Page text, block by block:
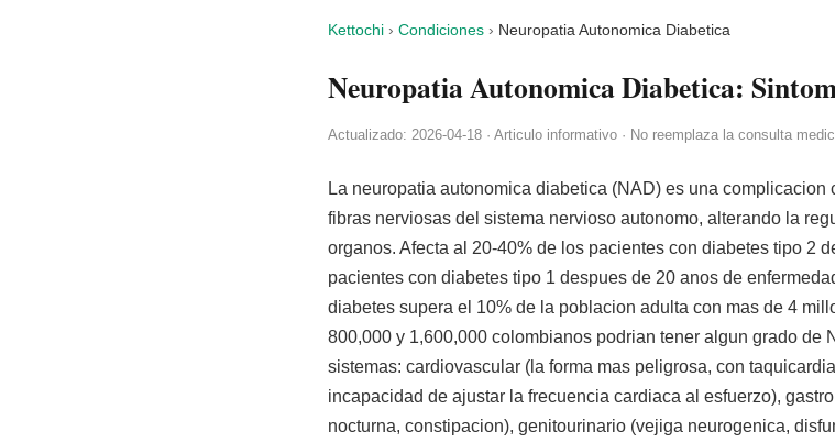
Kettochi › Condiciones › Neuropatia Autonomica Diabetica
Neuropatia Autonomica Diabetica:
Actualizado: 2026-04-18 · Articulo informativo · No reemplaza la consulta
La neuropatia autonomica diabetica (NAD) es una
fibras nerviosas del sistema nervioso autonomo, alterando la
organos. Afecta al 20-40% de los pacientes con diabetes tipo 2
pacientes con diabetes tipo 1 despues de 20 anos de
diabetes supera el 10% de la poblacion adulta con mas de 4
800,000 y 1,600,000 colombianos podrian tener algun grado de
sistemas: cardiovascular (la forma mas peligrosa, con
incapacidad de ajustar la frecuencia cardiaca al esfuerzo),
nocturna, constipacion), genitourinario (vejiga neurogenica,